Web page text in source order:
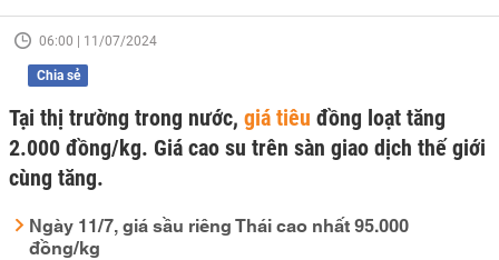
06:00 | 11/07/2024
Chia sẻ
Tại thị trường trong nước, giá tiêu đồng loạt tăng
2.000 đồng/kg. Giá cao su trên sàn giao dịch thế giới
cùng tăng.
Ngày 11/7, giá sầu riêng Thái cao nhất 95.000
đồng/kg